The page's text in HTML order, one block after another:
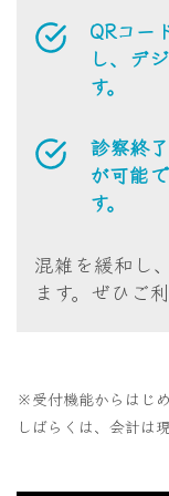
QRコー
し、デ
す。
診察終
が可能
す。
混雑を緩和し
ます。ぜひご
※受付機能からはじ
しばらくは、会計は